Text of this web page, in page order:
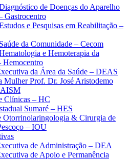
de Doenças do Aparelho
Gastrocentro
e Pesquisas em Reabilitação –
da Comunidade – Cecom
e Hemoterapia da
Hemocentro
da Área da Saúde – DEAS
Mulher Prof. Dr. José Aristodemo
Clínicas – HC
Sumaré – HES
Otorrinolaringologia & Cirurgia de
– IOU
de Administração – DEA
de Apoio e Permanência